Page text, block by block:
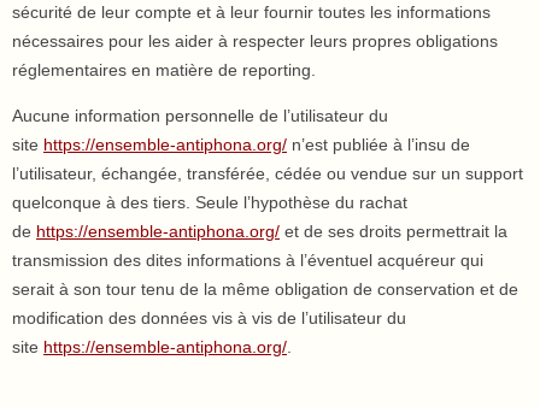
sécurité de leur compte et à leur fournir toutes les informations
nécessaires pour les aider à respecter leurs propres obligations
réglementaires en matière de reporting.
Aucune information personnelle de l’utilisateur du
site https://ensemble-antiphona.org/ n’est publiée à l’insu de
l’utilisateur, échangée, transférée, cédée ou vendue sur un support
quelconque à des tiers. Seule l’hypothèse du rachat
de https://ensemble-antiphona.org/ et de ses droits permettrait la
transmission des dites informations à l’éventuel acquéreur qui
serait à son tour tenu de la même obligation de conservation et de
modification des données vis à vis de l’utilisateur du
site https://ensemble-antiphona.org/